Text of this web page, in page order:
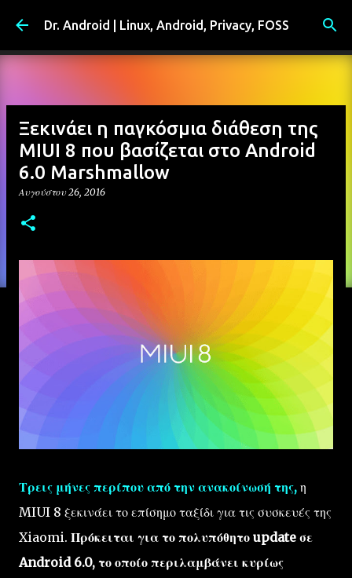
Μετάβαση στο κύριο περιεχόμενο
Dr. Android | Linux, Android, Privacy, FOSS
Ξεκινάει η παγκόσμια διάθεση της
MIUI 8 που βασίζεται στο Android
6.0 Marshmallow
Αυγούστου 26, 2016
Τρεις μήνες περίπου από την ανακοίνωσή της, η
MIUI 8 ξεκινάει το επίσημο ταξίδι για τις συσκευές της
Xiaomi. Πρόκειται για το πολυπόθητο update σε
Android 6.0, το οποίο περιλαμβάνει κυρίως